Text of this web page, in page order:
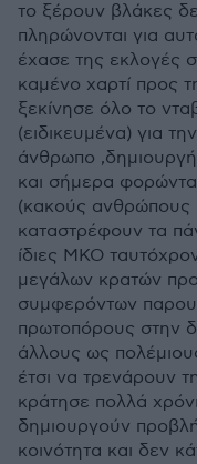
το ξέρουν βλάκες
πληρώνονται για
έχασε της εκλογές
καμένο χαρτί προς
ξεκίνησε όλο το
(ειδικευμένα) για
άνθρωπο
και σήμερα
(κακούς ανθρώπους
καταστρέφουν τα
ίδιες ΜΚΟ
μεγάλων κρατών
συμφερόντων
πρωτοπόρους στην
άλλους ως
έτσι να τρενάρουν
κράτησε πολλά
δημιουργούν
κοινότητα και δεν